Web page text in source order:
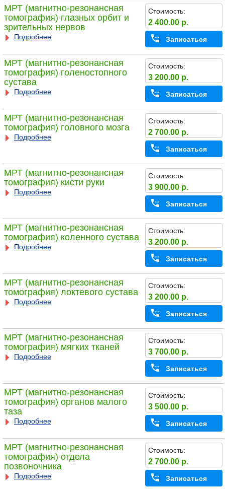
МРТ (магнитно-резонансная
томография) глазных орбит и
зрительных нервов
Подробнее
Стоимость:
2 400.00 р.
Записаться
МРТ (магнитно-резонансная
томография) голеностопного
сустава
Подробнее
Стоимость:
3 200.00 р.
Записаться
МРТ (магнитно-резонансная
томография) головного мозга
Подробнее
Стоимость:
2 700.00 р.
Записаться
МРТ (магнитно-резонансная
томография) кисти руки
Подробнее
Стоимость:
3 900.00 р.
Записаться
МРТ (магнитно-резонансная
томография) коленного сустава
Подробнее
Стоимость:
3 200.00 р.
Записаться
МРТ (магнитно-резонансная
томография) локтевого сустава
Подробнее
Стоимость:
3 200.00 р.
Записаться
МРТ (магнитно-резонансная
томография) мягких тканей
Подробнее
Стоимость:
3 700.00 р.
Записаться
МРТ (магнитно-резонансная
томография) органов малого
таза
Подробнее
Стоимость:
3 500.00 р.
Записаться
МРТ (магнитно-резонансная
томография) отдела
позвоночника
Подробнее
Стоимость:
2 700.00 р.
Записаться